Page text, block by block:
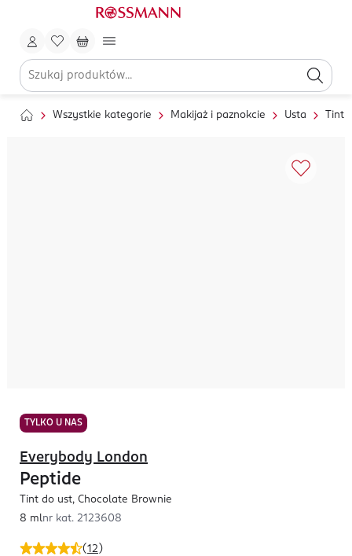
Wszystkie kategorie Makijaż i paznokcie Usta Tinty
TYLKO U NAS
(12 )
Everybody London
Peptide
Tint do ust, Chocolate Brownie
8 mlnr kat. 2123608